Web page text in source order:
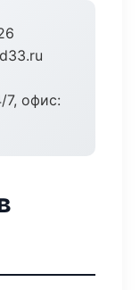
7, офис: